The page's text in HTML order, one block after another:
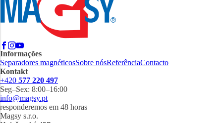
Informações
Separadores magnéticosSobre nósReferênciaContacto
Kontakt
+420 577 220 497
Seg–Sex: 8:00–16:00
info@magsy.pt
responderemos em 48 horas
Magsy s.r.o.